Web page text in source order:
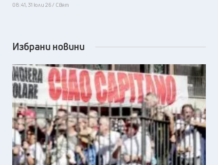
08:41, 31 юли 26 / Свят
Избрани новини